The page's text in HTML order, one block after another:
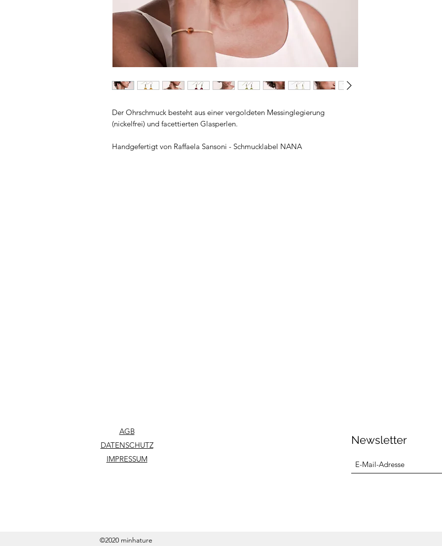
Der Ohrschmuck besteht aus einer vergoldeten Messinglegierung
(nickelfrei) und facettierten Glasperlen.
Handgefertigt von Raffaela Sansoni - Schmucklabel NANA
AGB
DATENSCHUTZ
IMPRESSUM
Newsletter
©2020 minhature